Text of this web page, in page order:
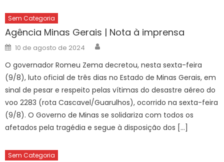
Sem Categoria
Agência Minas Gerais | Nota à imprensa
Posted
on
10 de agosto de 2024
O governador Romeu Zema decretou, nesta sexta-feira
(9/8), luto oficial de três dias no Estado de Minas Gerais, em
sinal de pesar e respeito pelas vítimas do desastre aéreo do
voo 2283 (rota Cascavel/Guarulhos), ocorrido na sexta-feira
(9/8). O Governo de Minas se solidariza com todos os
afetados pela tragédia e segue à disposição dos […]
Sem Categoria